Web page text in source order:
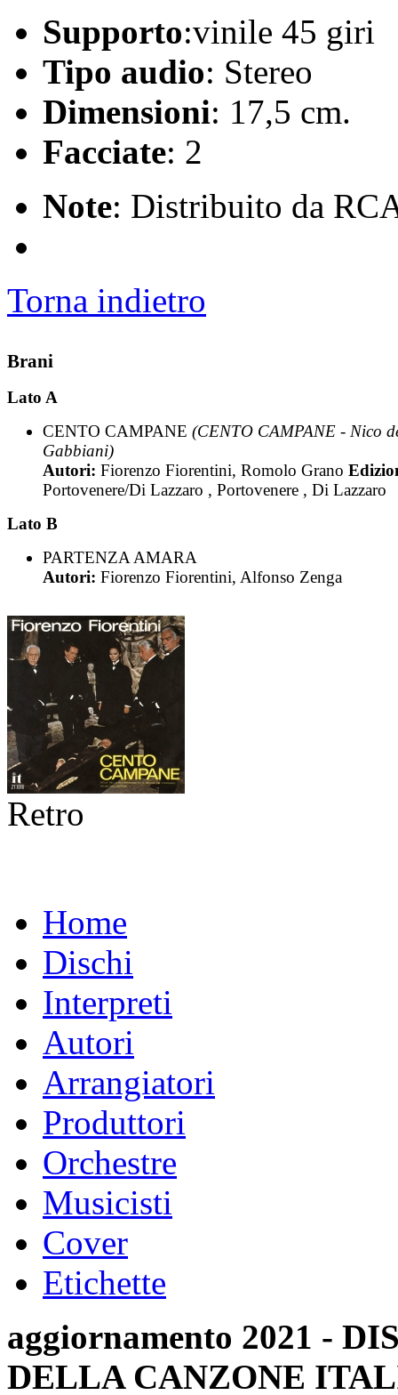
Supporto:vinile 45 giri
Tipo audio: Stereo
Dimensioni: 17,5 cm.
Facciate: 2
Note: Distribuito da
Torna indietro
Brani
Lato A
CENTO CAMPANE (CENTO CAMPANE - Nico
Gabbiani)
Autori: Fiorenzo Fiorentini, Romolo Grano
Portovenere/Di Lazzaro , Portovenere , Di Lazzaro
Lato B
PARTENZA AMARA
Autori: Fiorenzo Fiorentini, Alfonso Zenga
Retro
Home
Dischi
Interpreti
Autori
Arrangiatori
Produttori
Orchestre
Musicisti
Cover
Etichette
aggiornamento 2021 -
DELLA CANZONE